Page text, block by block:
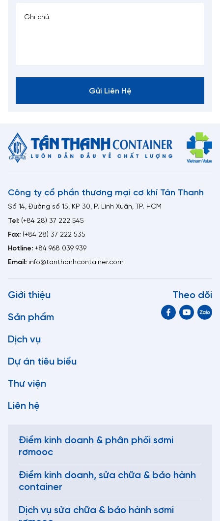
Gửi Liên Hệ
Công ty cổ phần thương mại cơ khí Tân Thanh
Số 14, Đường số 15, KP 30, P. Linh Xuân, TP. HCM
Tel: (+84 28) 37 222 545
Fax: (+84 28) 37 222 535
Hotline: +84 968 039 939
Email: info@tanthanhcontainer.com
Giới thiệu
Sản phẩm
Dịch vụ
Dự án tiêu biểu
Thư viện
Liên hệ
Theo dõi
Điểm kinh doanh & phân phối sơmi
rơmooc
Điểm kinh doanh, sửa chữa & bảo hành
container
Dịch vụ sửa chữa & bảo hành sơmi